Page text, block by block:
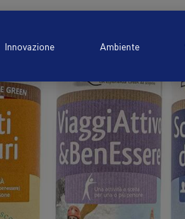
Innovazione Ambiente